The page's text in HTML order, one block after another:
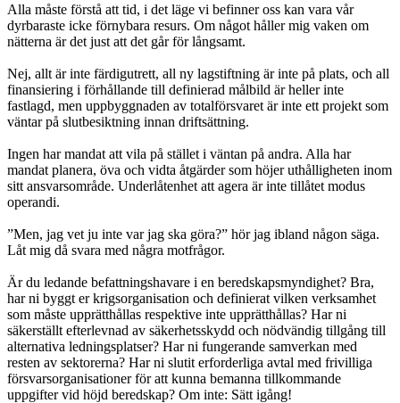
Alla måste förstå att tid, i det läge vi befinner oss kan vara vår
dyrbaraste icke förnybara resurs. Om något håller mig vaken om
nätterna är det just att det går för långsamt.
Nej, allt är inte färdigutrett, all ny lagstiftning är inte på plats, och all
finansiering i förhållande till definierad målbild är heller inte
fastlagd, men uppbyggnaden av totalförsvaret är inte ett projekt som
väntar på slutbesiktning innan driftsättning.
Ingen har mandat att vila på stället i väntan på andra. Alla har
mandat planera, öva och vidta åtgärder som höjer uthålligheten inom
sitt ansvarsområde. Underlåtenhet att agera är inte tillåtet modus
operandi.
”Men, jag vet ju inte var jag ska göra?” hör jag ibland någon säga.
Låt mig då svara med några motfrågor.
Är du ledande befattningshavare i en beredskapsmyndighet? Bra,
har ni byggt er krigsorganisation och definierat vilken verksamhet
som måste upprätthållas respektive inte upprätthållas? Har ni
säkerställt efterlevnad av säkerhetsskydd och nödvändig tillgång till
alternativa ledningsplatser? Har ni fungerande samverkan med
resten av sektorerna? Har ni slutit erforderliga avtal med frivilliga
försvarsorganisationer för att kunna bemanna tillkommande
uppgifter vid höjd beredskap? Om inte: Sätt igång!